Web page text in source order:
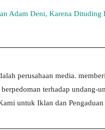
Adam Deni, Karena Dituding
perusahaan media.
terhadap undang-
untuk Iklan dan